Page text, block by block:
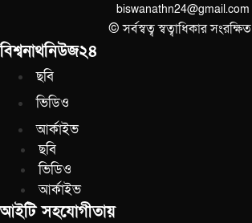
biswanathn24@gmail.com
© সর্বস্বত্ব স্বত্বাধিকার সংরক্ষিত
বিশ্বনাথনিউজ২৪
ছবি
ভিডিও
আর্কাইভ
ছবি
ভিডিও
আর্কাইভ
আইটি সহযোগীতায়